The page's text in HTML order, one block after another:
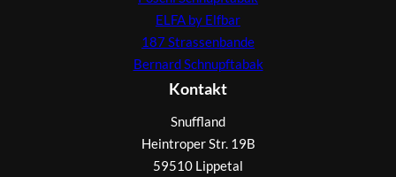
ELFA by Elfbar
187 Strassenbande
Bernard Schnupftabak
Kontakt
Snuffland
Heintroper Str. 19B
59510 Lippetal